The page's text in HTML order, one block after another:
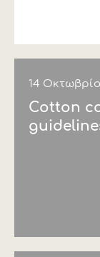
14
Cotton